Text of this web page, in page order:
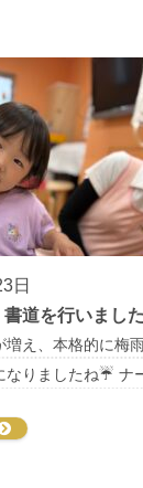
日
道を行いました
増え、本格的に梅
なりましたね☔️ ナ